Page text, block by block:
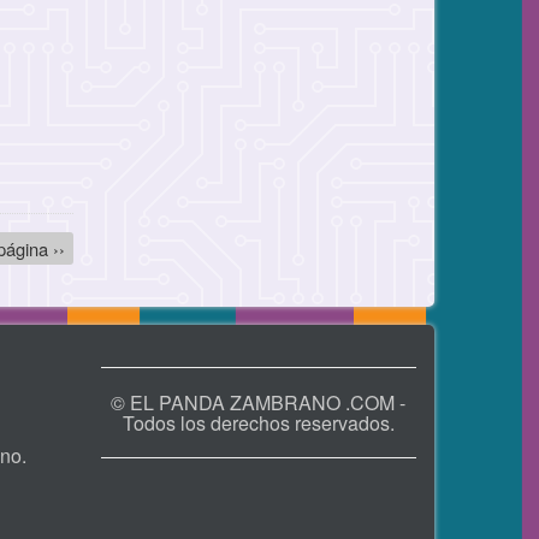
››
© EL PANDA ZAMBRANO .COM -
Todos los derechos reservados.